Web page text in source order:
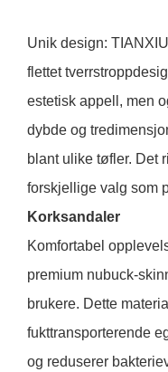
Unik design:
flettet
estetisk appell, men
dybde og
blant ulike tøfler. Det
forskjellige valg som
Korksandaler
Komfortabel
premium nubuck-
brukere. Dette
fukttransporterende
og reduserer